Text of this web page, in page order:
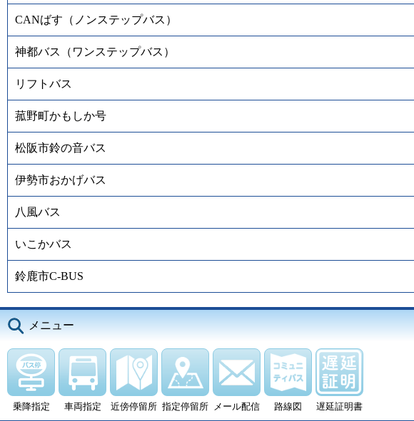
CANばす（ノンステップバス）
神都バス（ワンステップバス）
リフトバス
菰野町かもしか号
松阪市鈴の音バス
伊勢市おかげバス
八風バス
いこかバス
鈴鹿市C-BUS
メニュー
乗降指定 車両指定 近傍停留所 指定停留所 メール配信 路線図 遅延証明書